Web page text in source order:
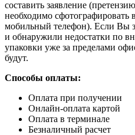
составить заявление
необходимо сфотографировать
мобильный телефон). Если Вы
и обнаружили недостатки по
упаковки уже за пределами
будут.
Способы оплаты:
Оплата при получении
Онлайн-оплата картой
Оплата в терминале
Безналичный расчет